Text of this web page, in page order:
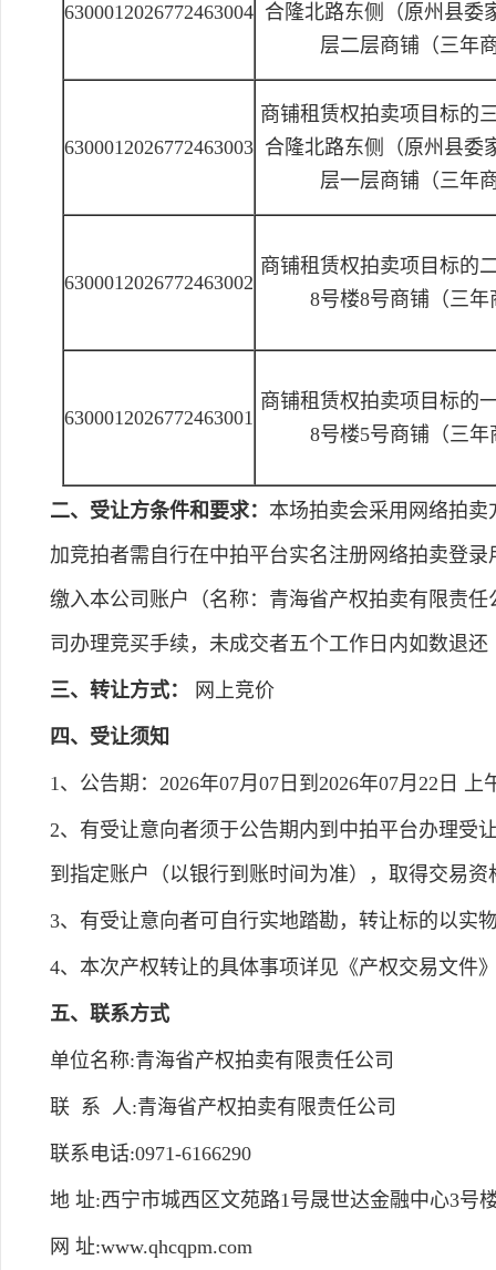
6300012026772463004 合隆北路东侧（原州县委
层二层商铺（三年
6300012026772463003
商铺租赁权拍卖项目标的
合隆北路东侧（原州县委
层一层商铺（三年
6300012026772463002
商铺租赁权拍卖项目标的
8号楼8号商铺（三
6300012026772463001
商铺租赁权拍卖项目标的
8号楼5号商铺（三
二、受让方条件和要求： 本场拍卖会采用网络拍卖
加竞拍者需自行在中拍平台实名注册网络拍卖登
缴入本公司账户（名称：青海省产权拍卖有限责任
司办理竞买手续，未成交者五个工作日内如数退
三、转让方式： 网上竞价
四、受让须知
1、公告期：2026年07月07日到2026年07月22日 上
2、有受让意向者须于公告期内到中拍平台办理受
到指定账户（以银行到账时间为准），取得交易
3、有受让意向者可自行实地踏勘，转让标的以实
4、本次产权转让的具体事项详见《产权交易文件
五、联系方式
单位名称:青海省产权拍卖有限责任公司
联 系 人:青海省产权拍卖有限责任公司
联系电话:0971-6166290
地 址:西宁市城西区文苑路1号晟世达金融中心3号
网 址:www.qhcqpm.com